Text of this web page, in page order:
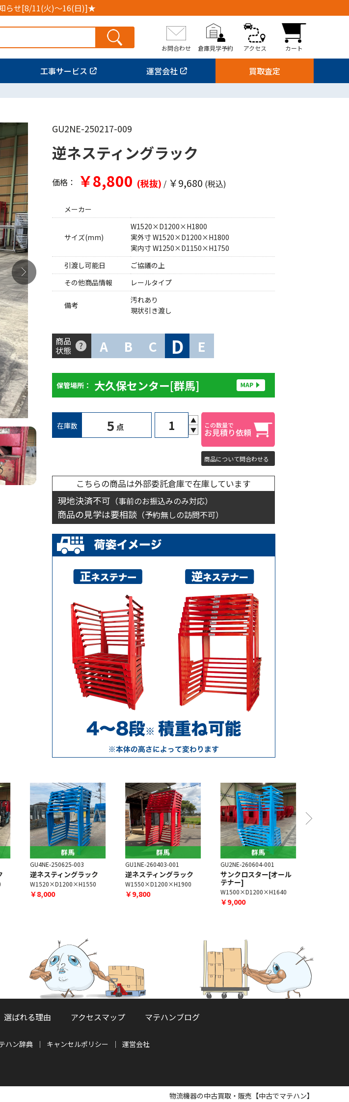
らせ[8/11(火)～16(日)]★
お問合わせ 倉庫見学予約 アクセス カート
工事サービス 運営会社 買取査定
GU2NE-250217-009
逆ネスティングラック
価格： ￥8,800 (税抜) / ￥9,680 (税込)
メーカー
サイズ(mm)
W1520×D1200×H1800
実外寸 W1520×D1200×H1800
実内寸 W1250×D1150×H1750
引渡し可能日
ご協議の上
その他商品情報
レールタイプ
備考
汚れあり
現状引き渡し
商品
状態 A B C D E
保管場所： 大久保センター[群馬]
在庫数 5 点
▲
▼
商品について問合わせる
こちらの商品は外部委託倉庫で在庫しています
現地決済不可 （事前のお振込みのみ対応）
商品の見学は要相談 （予約無しの訪問不可）
群馬
GU4NE-250625-003
逆ネスティングラック
W1520×D1200×H1550
￥8,000
群馬
GU1NE-260403-001
逆ネスティングラック
W1550×D1200×H1900
￥9,800
群馬
GU2NE-260604-001
サンクロスター[オール
テナー]
W1500×D1200×H1640
￥9,000
選ばれる理由 アクセスマップ マテハンブログ
ハン辞典 キャンセルポリシー 運営会社
物流機器の中古買取・販売【中古でマテハン】